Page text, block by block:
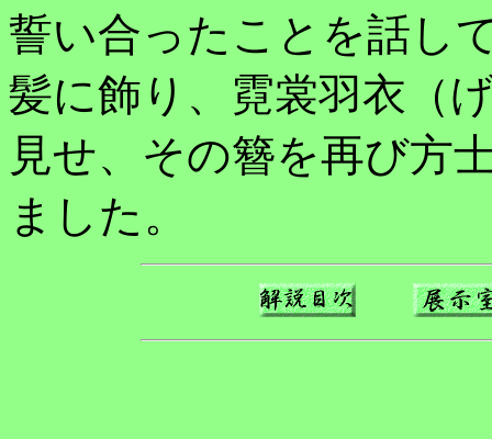
誓い合ったことを話し
髪に飾り、霓裳羽衣（
見せ、その簪を再び方
ました。